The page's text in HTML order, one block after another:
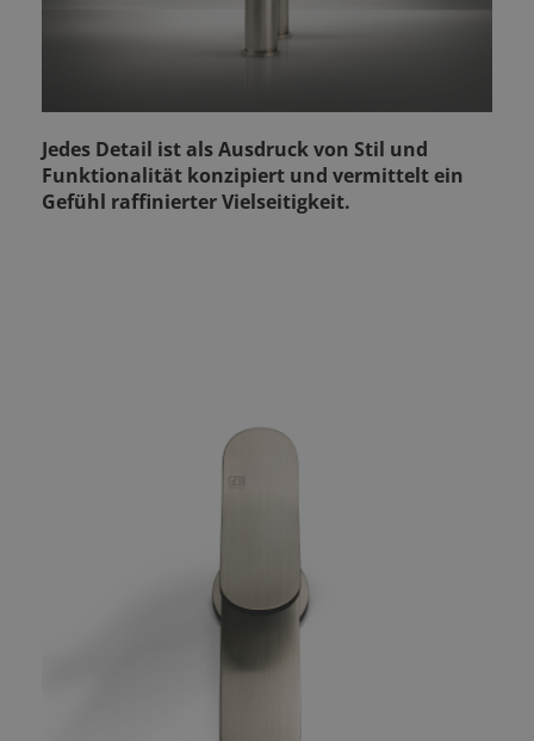
Jedes Detail ist als Ausdruck von Stil und
Funktionalität konzipiert und vermittelt ein
Gefühl raffinierter Vielseitigkeit.